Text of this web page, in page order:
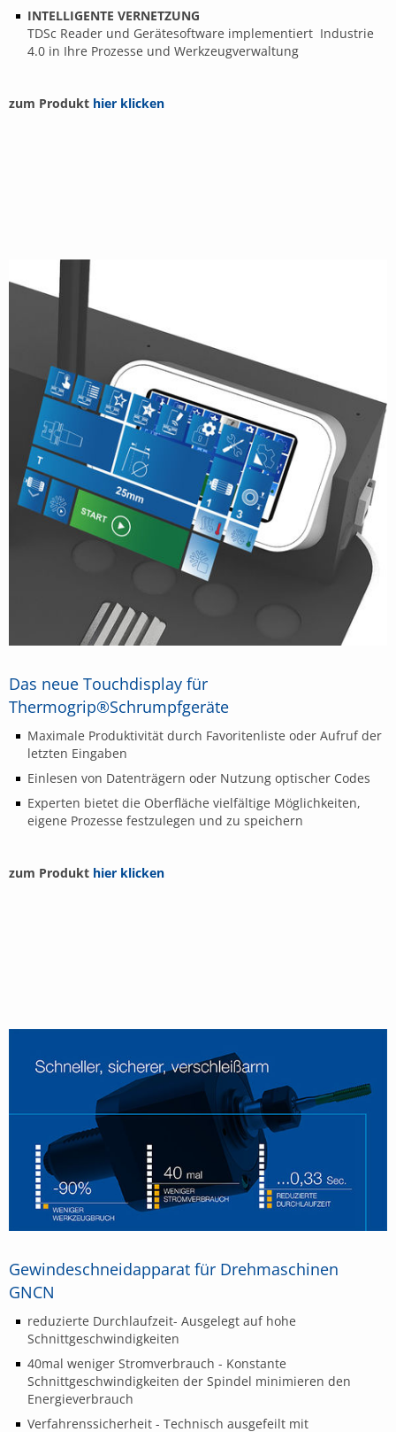
INTELLIGENTE VERNETZUNG
TDSc Reader und Gerätesoftware implementiert Industrie
4.0 in Ihre Prozesse und Werkzeugverwaltung
zum Produkt hier klicken
Das neue Touchdisplay für
Thermogrip®Schrumpfgeräte
Maximale Produktivität durch Favoritenliste oder Aufruf der
letzten Eingaben
Einlesen von Datenträgern oder Nutzung optischer Codes
Experten bietet die Oberfläche vielfältige Möglichkeiten,
eigene Prozesse festzulegen und zu speichern
zum Produkt hier klicken
Gewindeschneidapparat für Drehmaschinen
GNCN
reduzierte Durchlaufzeit- Ausgelegt auf hohe
Schnittgeschwindigkeiten
40mal weniger Stromverbrauch - Konstante
Schnittgeschwindigkeiten der Spindel minimieren den
Energieverbrauch
Verfahrenssicherheit - Technisch ausgefeilt mit